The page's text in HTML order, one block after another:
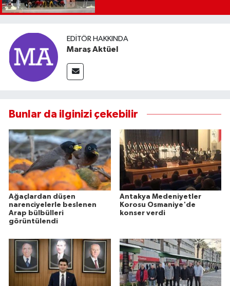
EDITÖR HAKKINDA
Maraş Aktüel
Bunlar da ilginizi çekebilir
Ağaçlardan düşen
narenciyelerle beslenen
Arap bülbülleri
görüntülendi
Antakya Medeniyetler
Korosu Osmaniye'de
konser verdi